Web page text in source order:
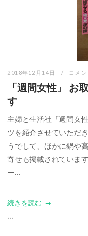
2018年12月14日 コメ
「週間女性」 お
す
主婦と生活社「週間女
ツを紹介させていただ
うでして、ほかに鍋や
寄せも掲載されていま
ー...
続きを読む
...